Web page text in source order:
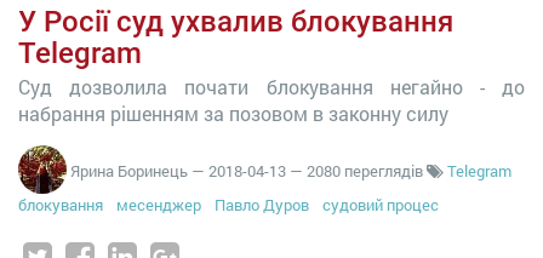
У Росії суд ухвалив блокування
Telegram
Суд дозволила почати блокування негайно - до
набрання рішенням за позовом в законну силу
Ярина Боринець — 2018-04-13 — 2080 переглядів
Telegram
блокування
месенджер Павло Дуров судовий процес